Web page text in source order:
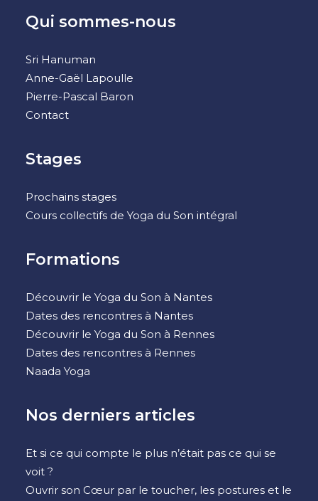
Qui sommes-nous
Sri Hanuman
Anne-Gaël Lapoulle
Pierre-Pascal Baron
Contact
Stages
Prochains stages
Cours collectifs de Yoga du Son intégral
Formations
Découvrir le Yoga du Son à Nantes
Dates des rencontres à Nantes
Découvrir le Yoga du Son à Rennes
Dates des rencontres à Rennes
Naada Yoga
Nos derniers articles
Et si ce qui compte le plus n’était pas ce qui se
voit ?
Ouvrir son Cœur par le toucher, les postures et le